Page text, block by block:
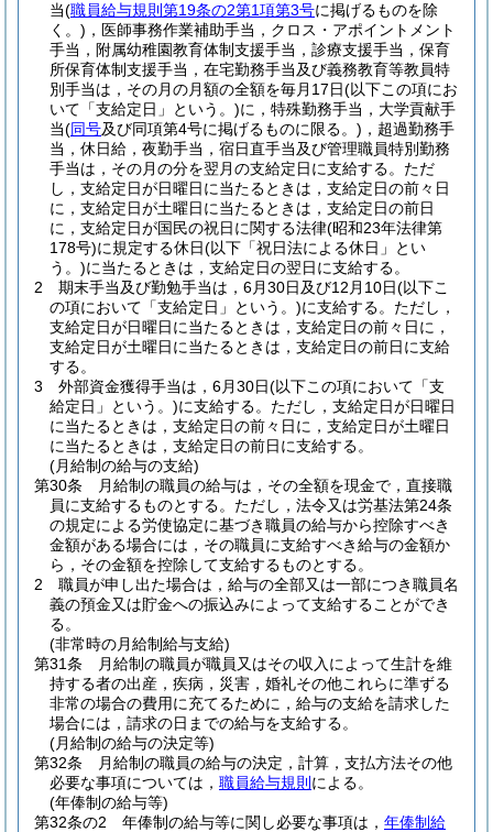
当(職員給与規則第19条の2第1項第3号に掲げるものを除
く。) ，医師事務作業補助手当，クロス・アポイントメント
手当，附属幼稚園教育体制支援手当，診療支援手当，保育
所保育体制支援手当，在宅勤務手当及び義務教育等教員特
別手当は，その月の月額の全額を毎月17日(以下この項にお
いて「支給定日」という。)に，特殊勤務手当，大学貢献手
当(同号及び同項第4号に掲げるものに限る。) ，超過勤務手
当，休日給，夜勤手当，宿日直手当及び管理職員特別勤務
手当は，その月の分を翌月の支給定日に支給する。 ただ
し，支給定日が日曜日に当たるときは，支給定日の前々日
に，支給定日が土曜日に当たるときは，支給定日の前日
に，支給定日が国民の祝日に関する法律(昭和23年法律第
178号)に規定する休日(以下「祝日法による休日」とい
う。)に当たるときは，支給定日の翌日に支給する。
2
期末手当及び勤勉手当は，6月30日及び12月10日(以下こ
の項において「支給定日」という。)に支給する。 ただし，
支給定日が日曜日に当たるときは，支給定日の前々日に，
支給定日が土曜日に当たるときは，支給定日の前日に支給
する。
3
外部資金獲得手当は，6月30日(以下この項において「支
給定日」という。)に支給する。 ただし，支給定日が日曜日
に当たるときは，支給定日の前々日に，支給定日が土曜日
に当たるときは，支給定日の前日に支給する。
(月給制の給与の支給)
第30条
月給制の職員の給与は，その全額を現金で，直接職
員に支給するものとする。 ただし，法令又は労基法第24条
の規定による労使協定に基づき職員の給与から控除すべき
金額がある場合には，その職員に支給すべき給与の金額か
ら，その金額を控除して支給するものとする。
2
職員が申し出た場合は，給与の全部又は一部につき職員名
義の預金又は貯金への振込みによって支給することができ
る。
(非常時の月給制給与支給)
第31条
月給制の職員が職員又はその収入によって生計を維
持する者の出産，疾病，災害，婚礼その他これらに準ずる
非常の場合の費用に充てるために，給与の支給を請求した
場合には，請求の日までの給与を支給する。
(月給制の給与の決定等)
第32条
月給制の職員の給与の決定，計算，支払方法その他
必要な事項については， 職員給与規則 による。
(年俸制の給与等)
第32条の2
年俸制の給与等に関し必要な事項は， 年俸制給